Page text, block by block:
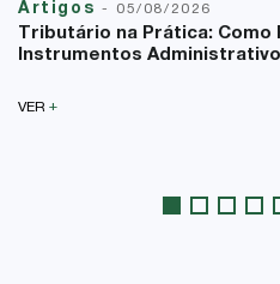
Artigos - 05/08/2026
Tributário na Prática: Como
Instrumentos
VER +